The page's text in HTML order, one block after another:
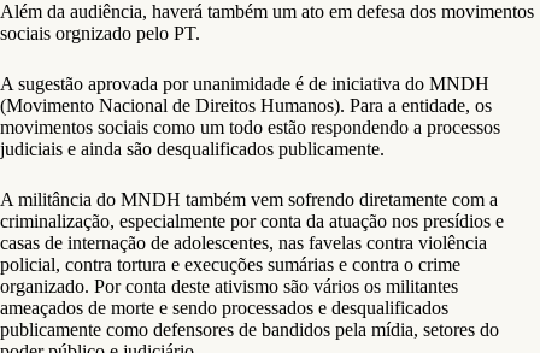
Além da audiência, haverá também um ato em defesa dos movimentos
sociais orgnizado pelo PT.
A sugestão aprovada por unanimidade é de iniciativa do MNDH
(Movimento Nacional de Direitos Humanos). Para a entidade, os
movimentos sociais como um todo estão respondendo a processos
judiciais e ainda são desqualificados publicamente.
A militância do MNDH também vem sofrendo diretamente com a
criminalização, especialmente por conta da atuação nos presídios e
casas de internação de adolescentes, nas favelas contra violência
policial, contra tortura e execuções sumárias e contra o crime
organizado. Por conta deste ativismo são vários os militantes
ameaçados de morte e sendo processados e desqualificados
publicamente como defensores de bandidos pela mídia, setores do